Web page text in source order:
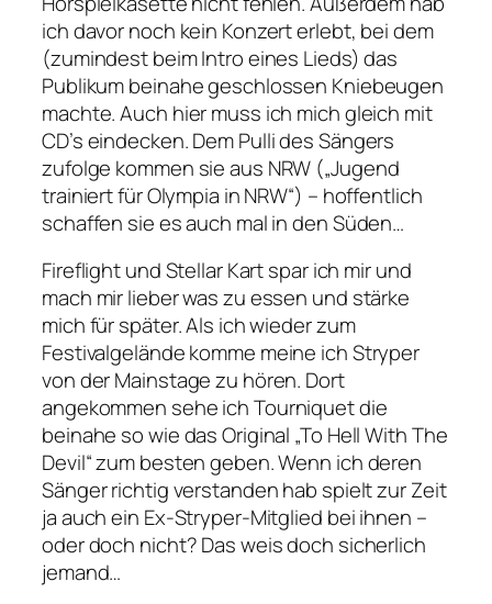
ich davor noch kein Konzert erlebt, bei dem
(zumindest beim Intro eines Lieds) das
Publikum beinahe geschlossen Kniebeugen
machte. Auch hier muss ich mich gleich mit
CD’s eindecken. Dem Pulli des Sängers
zufolge kommen sie aus NRW („Jugend
trainiert für Olympia in NRW“) – hoffentlich
schaffen sie es auch mal in den Süden…
Fireflight und Stellar Kart spar ich mir und
mach mir lieber was zu essen und stärke
mich für später. Als ich wieder zum
Festivalgelände komme meine ich Stryper
von der Mainstage zu hören. Dort
angekommen sehe ich Tourniquet die
beinahe so wie das Original „To Hell With The
Devil“ zum besten geben. Wenn ich deren
Sänger richtig verstanden hab spielt zur Zeit
ja auch ein Ex-Stryper-Mitglied bei ihnen –
oder doch nicht? Das weis doch sicherlich
jemand…